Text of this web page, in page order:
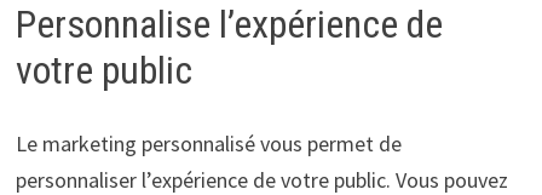
Personnalise l’expérience de
votre public
Le marketing personnalisé vous permet de
personnaliser l’expérience de votre public. Vous pouvez